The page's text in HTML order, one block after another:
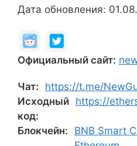
Дата обновления:
Официальный сайт:
Чат:
https://t.me/
Исходный
код:
https://
Блокчейн: BNB Smart